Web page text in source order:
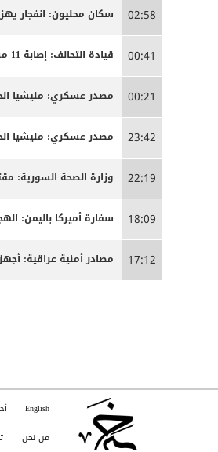
02:58 سكان محليون: انفجار
00:41 قيادة التحالف: إصابة 11 من المدنيين بمنطقة نجران نتيجة اعتداءات إرهابية حوثية
00:21 مصدر عسكري: مليشيا
23:42 مصدر عسكري: مليشيا
22:19 وزارة الصحة السورية: مقتل شخصين وإصابة 13 في
18:09 سفارة أميركا باليمن:
17:12 مصادر أمنية عراقية:
English
من نحن